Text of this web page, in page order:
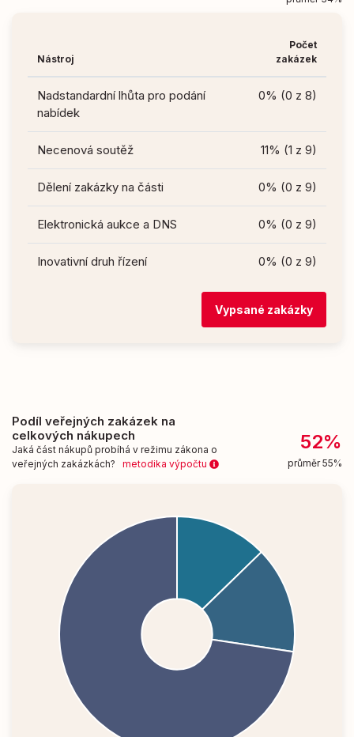
Nástroj
Počet
zakázek
Nadstandardní lhůta pro podání
nabídek
0% (0 z 8)
Necenová soutěž 11% (1 z 9)
Dělení zakázky na části 0% (0 z 9)
Elektronická aukce a DNS 0% (0 z 9)
Inovativní druh řízení 0% (0 z 9)
Vypsané zakázky
Podíl veřejných zakázek na
celkových nákupech
Jaká část nákupů probíhá v režimu zákona o
veřejných zakázkách? metodika výpočtu
52%
průměr 55%